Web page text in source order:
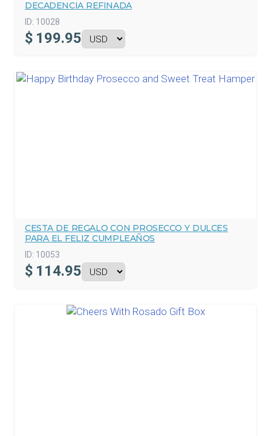
DECADENCIA REFINADA
ID: 10028
$ 199.95
CESTA DE REGALO CON PROSECCO Y DULCES
PARA EL FELIZ CUMPLEAÑOS
ID: 10053
$ 114.95